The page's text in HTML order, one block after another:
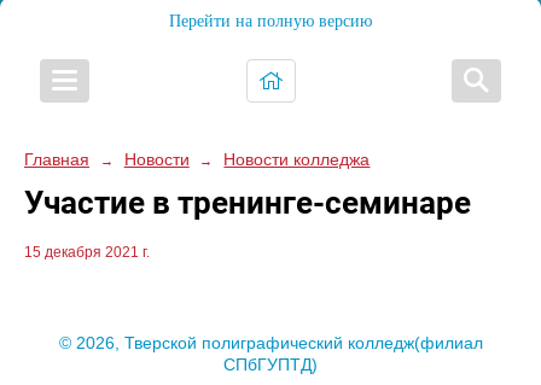
Перейти на полную версию
Главная → Новости → Новости колледжа
Участие в тренинге-семинаре
15 декабря 2021 г.
© 2026, Тверской полиграфический колледж(филиал
СПбГУПТД)